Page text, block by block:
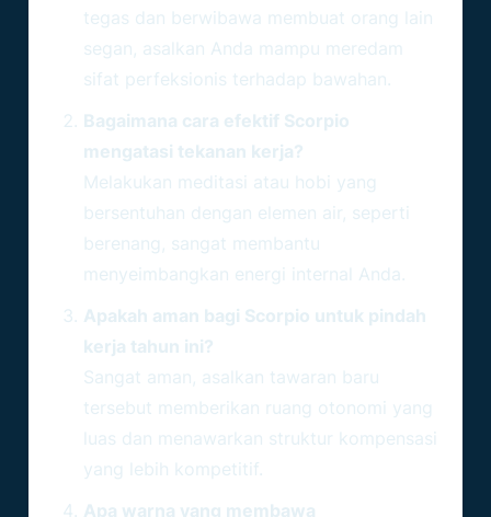
tegas dan berwibawa membuat orang lain
segan, asalkan Anda mampu meredam
sifat perfeksionis terhadap bawahan.
Bagaimana cara efektif Scorpio
mengatasi tekanan kerja?
Melakukan meditasi atau hobi yang
bersentuhan dengan elemen air, seperti
berenang, sangat membantu
menyeimbangkan energi internal Anda.
Apakah aman bagi Scorpio untuk pindah
kerja tahun ini?
Sangat aman, asalkan tawaran baru
tersebut memberikan ruang otonomi yang
luas dan menawarkan struktur kompensasi
yang lebih kompetitif.
Apa warna yang membawa